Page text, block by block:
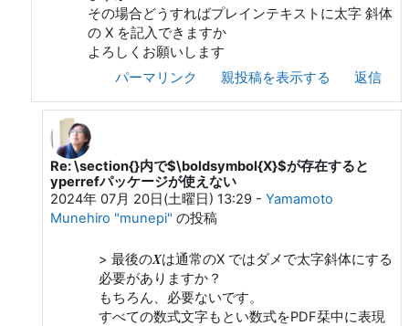
その場合どうすればプレインテキストに太字 斜体
の X を記入できますか
よろしくお願いします
パーマリンク
親投稿を表示する 返信
matushiro 97 への返信
Re: \section{}内で$\boldsymbol{X}$が存在すると
yperrefパッケージが使えない
2024年 07月 20日(土曜日) 13:29- Yamamoto
Munehiro "munepi" の投稿
> 最後の𝑿は通常のX ではダメで太字斜体にする
必要がありますか？
もちろん、必要ないです。
すべての数式文字もとい数式をPDF栞中に表現